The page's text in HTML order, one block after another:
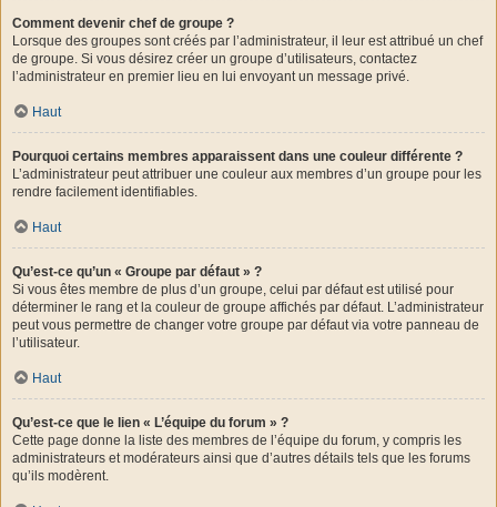
Comment devenir chef de groupe ?
Lorsque des groupes sont créés par l’administrateur, il leur est attribué un chef
de groupe. Si vous désirez créer un groupe d’utilisateurs, contactez
l’administrateur en premier lieu en lui envoyant un message privé.
Haut
Pourquoi certains membres apparaissent dans une couleur différente ?
L’administrateur peut attribuer une couleur aux membres d’un groupe pour les
rendre facilement identifiables.
Haut
Qu’est-ce qu’un « Groupe par défaut » ?
Si vous êtes membre de plus d’un groupe, celui par défaut est utilisé pour
déterminer le rang et la couleur de groupe affichés par défaut. L’administrateur
peut vous permettre de changer votre groupe par défaut via votre panneau de
l’utilisateur.
Haut
Qu’est-ce que le lien « L’équipe du forum » ?
Cette page donne la liste des membres de l’équipe du forum, y compris les
administrateurs et modérateurs ainsi que d’autres détails tels que les forums
qu’ils modèrent.